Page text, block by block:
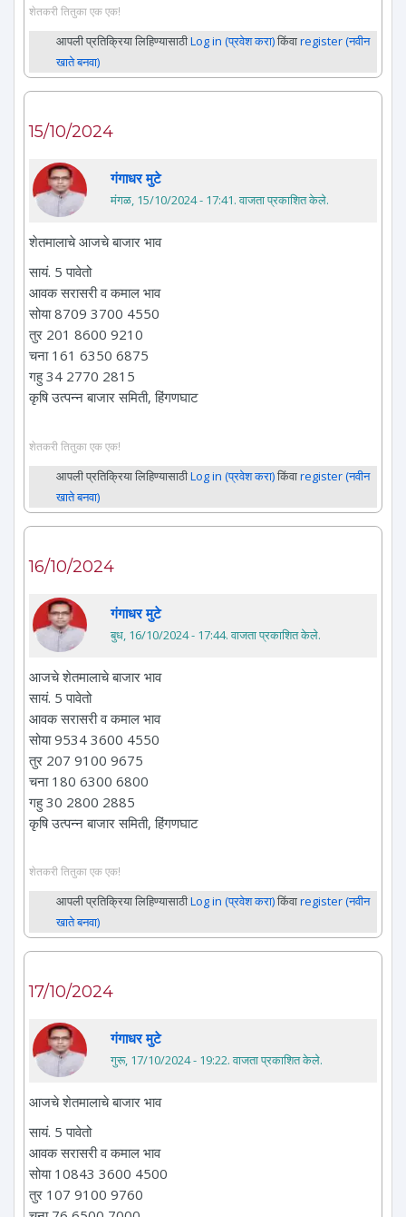
शेतकरी तितुका एक एक!
आपली प्रतिक्रिया लिहिण्यासाठीLog in (प्रवेश करा)किंवाregister (नवीन
खाते बनवा)
15/10/2024
गंगाधर मुटे
मंगळ, 15/10/2024 - 17:41. वाजता प्रकाशित केले.
शेतमालाचे आजचे बाजार भाव
सायं. 5 पावेतो
आवक सरासरी व कमाल भाव
सोया 8709 3700 4550
तुर 201 8600 9210
चना 161 6350 6875
गहु 34 2770 2815
कृषि उत्पन्न बाजार समिती, हिंगणघाट
शेतकरी तितुका एक एक!
आपली प्रतिक्रिया लिहिण्यासाठीLog in (प्रवेश करा)किंवाregister (नवीन
खाते बनवा)
16/10/2024
गंगाधर मुटे
बुध, 16/10/2024 - 17:44. वाजता प्रकाशित केले.
आजचे शेतमालाचे बाजार भाव
सायं. 5 पावेतो
आवक सरासरी व कमाल भाव
सोया 9534 3600 4550
तुर 207 9100 9675
चना 180 6300 6800
गहु 30 2800 2885
कृषि उत्पन्न बाजार समिती, हिंगणघाट
शेतकरी तितुका एक एक!
आपली प्रतिक्रिया लिहिण्यासाठीLog in (प्रवेश करा)किंवाregister (नवीन
खाते बनवा)
17/10/2024
गंगाधर मुटे
गुरू, 17/10/2024 - 19:22. वाजता प्रकाशित केले.
आजचे शेतमालाचे बाजार भाव
सायं. 5 पावेतो
आवक सरासरी व कमाल भाव
सोया 10843 3600 4500
तुर 107 9100 9760